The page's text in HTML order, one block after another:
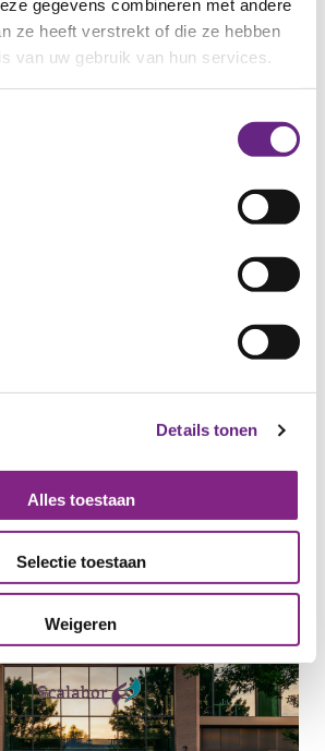
gegevens combineren met andere
ze heeft verstrekt of die ze hebben
van uw gebruik van hun services.
Details tonen
Alles toestaan
Selectie toestaan
Weigeren
Scalabor Kijk op Arnhem
jaar van plannen maken,